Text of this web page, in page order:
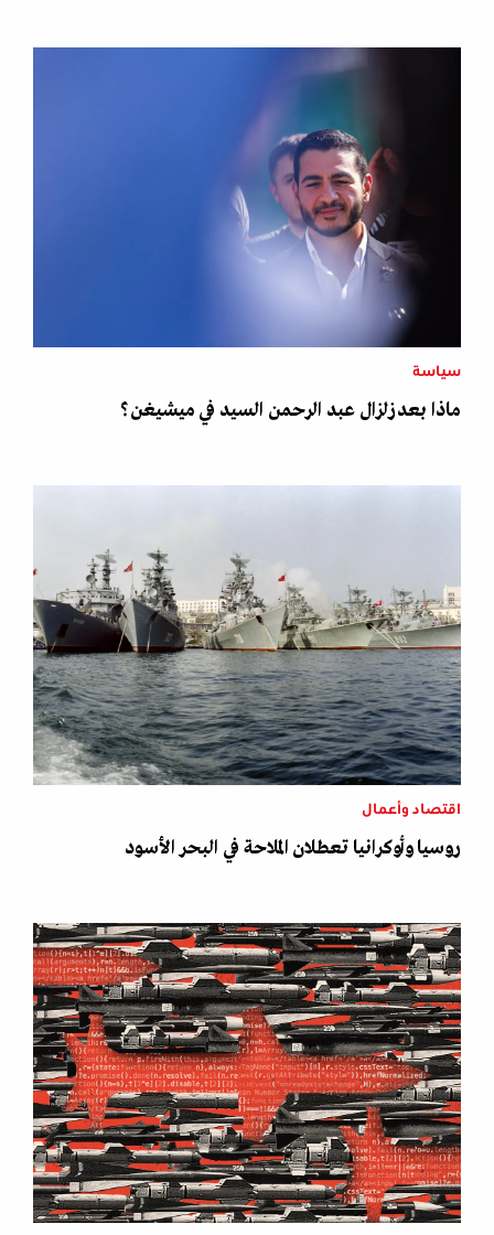
سياسة
ماذا بعد زلزال عبد الرحمن السيد في ميشيغن؟
اقتصاد وأعمال
روسيا وأوكرانيا تعطلان الملاحة في البحر الأسود